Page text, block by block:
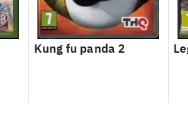
Kung fu panda 2